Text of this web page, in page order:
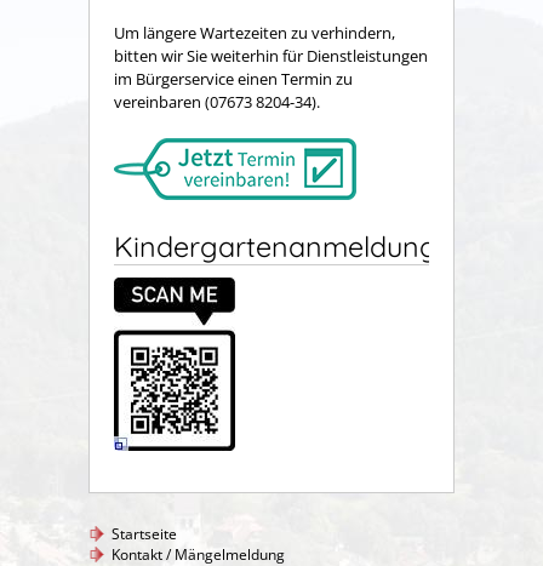
Um längere Wartezeiten zu verhindern,
bitten wir Sie weiterhin für Dienstleistungen
im Bürgerservice einen Termin zu
vereinbaren (07673 8204-34).
Kindergartenanmeldung
Startseite
Kontakt / Mängelmeldung